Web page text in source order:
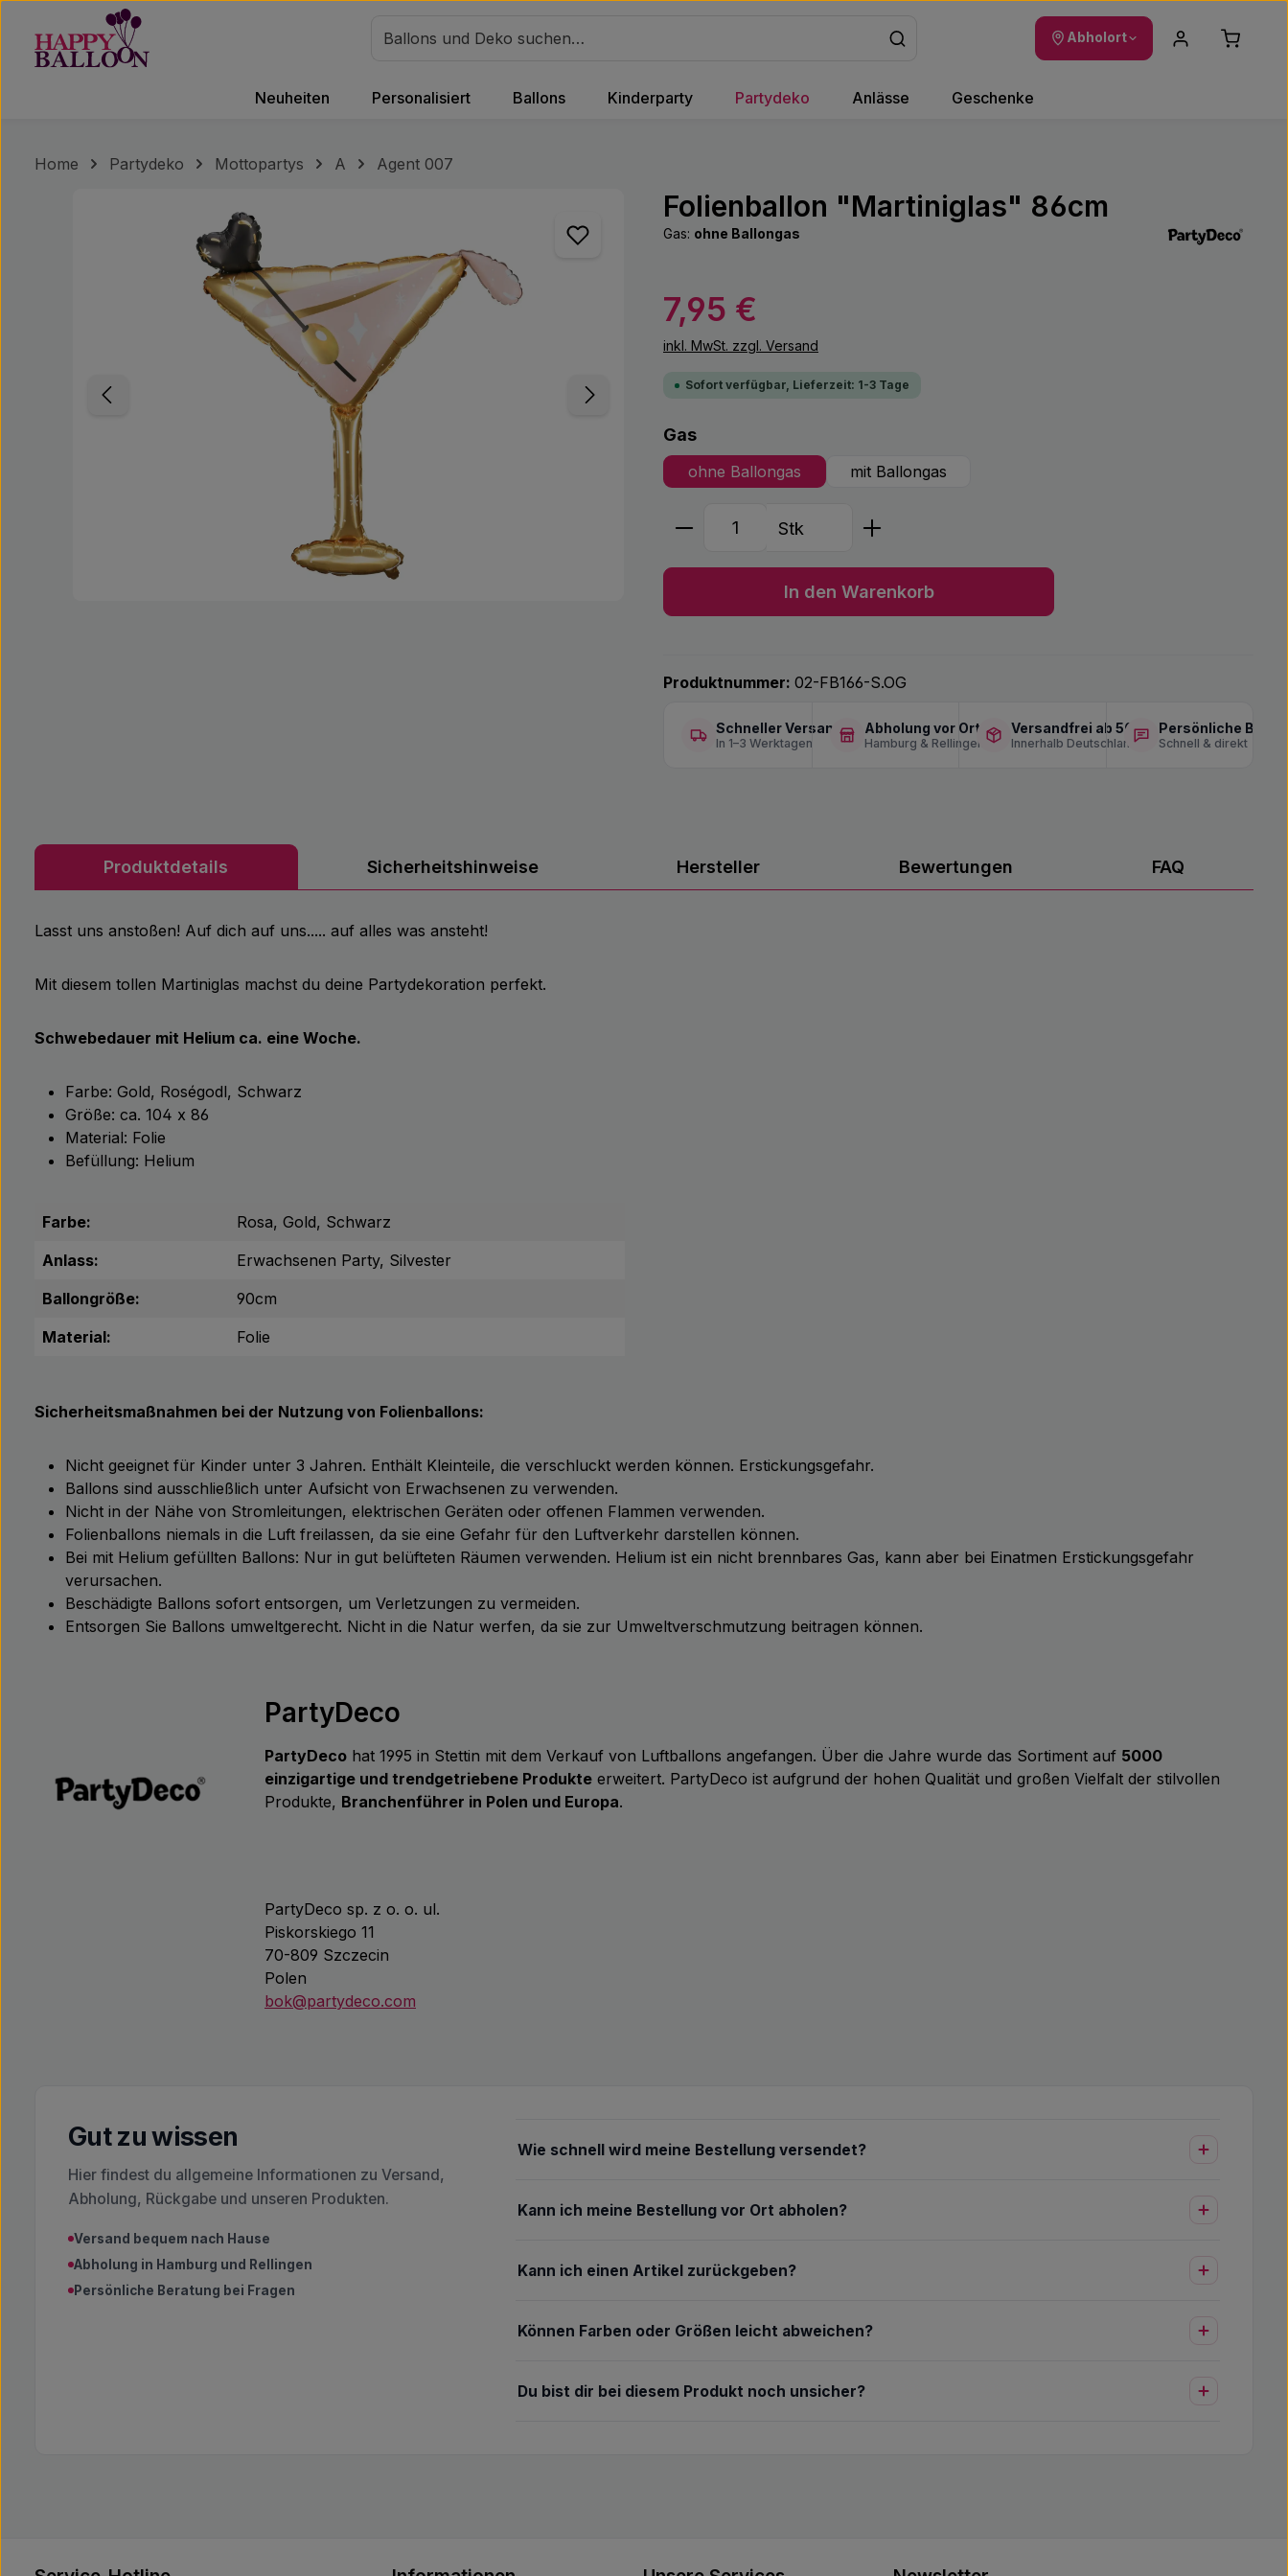
Hauptinhalt springen
Zur Suche springen
Zur Hauptnavigation springen
Abholort
Neuheiten Personalisiert Ballons Kinderparty Partydeko Anlässe Geschenke
Home Partydeko Mottopartys A
Agent 007
Folienballon "Martiniglas" 86cm
Gas: ohne Ballongas
Regulärer Preis:
7,95 €
inkl. MwSt. zzgl. Versand
Sofort verfügbar, Lieferzeit: 1-3 Tage
Gasauswählen
ohne Ballongas mit Ballongas
Produkt Anzahl: Gib den gewünschten Wert ein oder
Stk
In den Warenkorb
Produktnummer: 02-FB166-S.OG
Schneller Versand
In 1–3 Werktagen
Abholung vor Ort
Hamburg & Rellingen
Versandfrei ab 50 €
Innerhalb Deutschlands
Persönliche
Schnell & direkt
Produktdetails Sicherheitshinweise Hersteller Bewertungen FAQ
Lasst uns anstoßen! Auf dich auf uns..... auf alles was ansteht!
Mit diesem tollen Martiniglas machst du deine Partydekoration perfekt.
Schwebedauer mit Helium ca. eine Woche.
Farbe: Gold, Roségodl, Schwarz
Größe: ca. 104 x 86
Material: Folie
Befüllung: Helium
Farbe:
Rosa, Gold, Schwarz
Anlass:
Erwachsenen Party, Silvester
Ballongröße:
90cm
Material:
Folie
Sicherheitsmaßnahmen bei der Nutzung von Folienballons:
Nicht geeignet für Kinder unter 3 Jahren. Enthält Kleinteile, die verschluckt werden können. Erstickungsgefahr.
Ballons sind ausschließlich unter Aufsicht von Erwachsenen zu verwenden.
Nicht in der Nähe von Stromleitungen, elektrischen Geräten oder offenen Flammen verwenden.
Folienballons niemals in die Luft freilassen, da sie eine Gefahr für den Luftverkehr darstellen können.
Bei mit Helium gefüllten Ballons: Nur in gut belüfteten Räumen verwenden. Helium ist ein nicht brennbares Gas, kann aber bei Einatmen Erstickungsgefahr
verursachen.
Beschädigte Ballons sofort entsorgen, um Verletzungen zu vermeiden.
Entsorgen Sie Ballons umweltgerecht. Nicht in die Natur werfen, da sie zur Umweltverschmutzung beitragen können.
PartyDeco
PartyDeco hat 1995 in Stettin mit dem Verkauf von Luftballons angefangen. Über die Jahre wurde das Sortiment auf 5000
einzigartige und trendgetriebene Produkte erweitert. PartyDeco ist aufgrund der hohen Qualität und großen Vielfalt der stilvollen
Produkte, Branchenführer in Polen und Europa.
PartyDeco sp. z o. o. ul.
Piskorskiego 11
70-809 Szczecin
Polen
bok@partydeco.com
Gut zu wissen
Hier findest du allgemeine Informationen zu Versand,
Abholung, Rückgabe und unseren Produkten.
Versand bequem nach Hause
Abholung in Hamburg und Rellingen
Persönliche Beratung bei Fragen
Wie schnell wird meine Bestellung versendet?
Kann ich meine Bestellung vor Ort abholen?
Kann ich einen Artikel zurückgeben?
Können Farben oder Größen leicht abweichen?
Du bist dir bei diesem Produkt noch unsicher?